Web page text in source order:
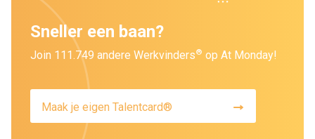
Sneller een baan?
Join 111.749 andere Werkvinders® op At Monday!
Maak je eigen Talentcard®